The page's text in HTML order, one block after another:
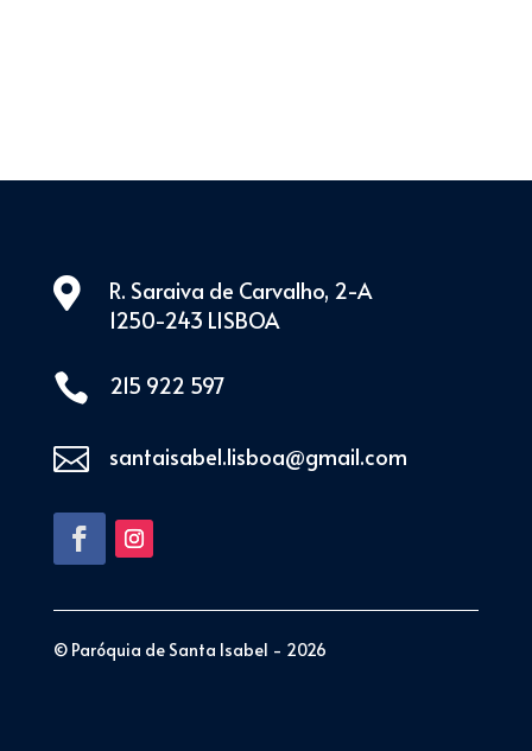

R. Saraiva de Carvalho, 2-A
1250-243 LISBOA
 215 922 597
 santaisabel.lisboa@gmail.com
© Paróquia de Santa Isabel - 2026